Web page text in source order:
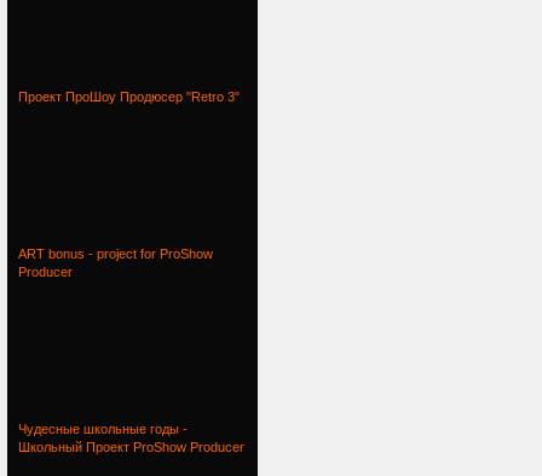
Проект ПроШоу Продюсер "Retro 3"
ART bonus - project for ProShow
Producer
Чудесные школьные годы -
Школьный Проект ProShow Producer